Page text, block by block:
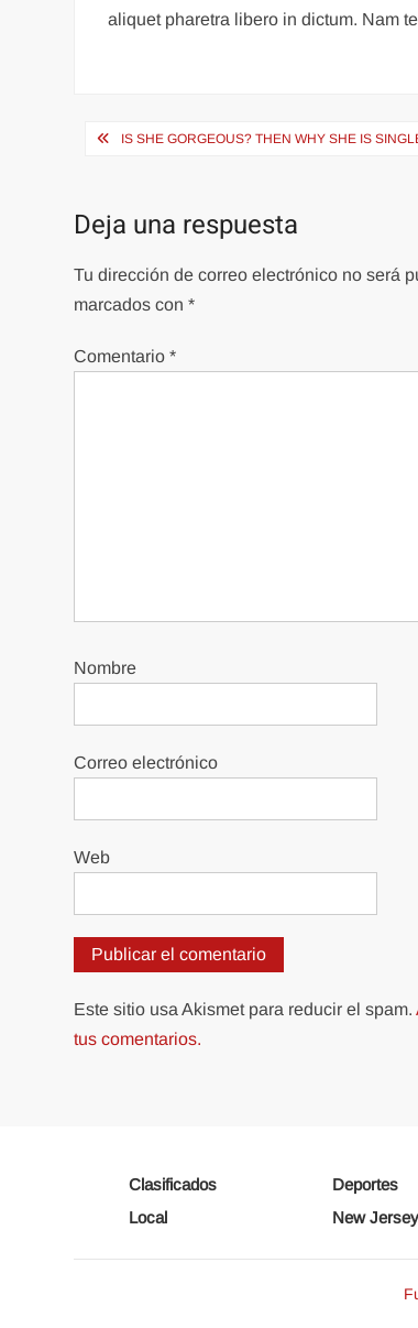
aliquet pharetra libero in dictum. Nam
Navegación
entradas
IS SHE GORGEOUS? THEN WHY SHE IS
Deja una respuesta
Tu dirección de correo electrónico no será
marcados con*
Comentario*
Nombre
Correo electrónico
Web
Este sitio usa Akismet para reducir el spam.
tus comentarios.
Clasificados Deportes
Local
New Jersey